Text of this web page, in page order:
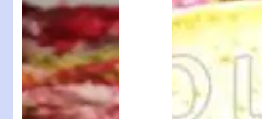
Χριστόδουλο
Αγγελόγλου
Χριστόδουλο
Αγγελόγλου